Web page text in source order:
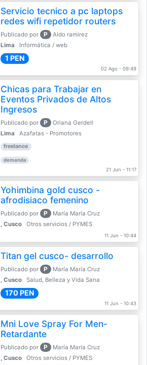
Servicio tecnico a pc laptops
redes wifi repetidor routers
Publicado por P
Aldo ramirez
Lima
Informática / web
1 PEN
02 Ago - 09:49
Chicas para Trabajar en
Eventos Privados de Altos
Ingresos
Publicado por P
Oriana Gerdell
Lima
Azafatas - Promotores
freelance
demanda
21 Jun - 11:17
Yohimbina gold cusco -
afrodisiaco femenino
Publicado por P
María María Cruz
, Cusco
Otros servicios / PYMES
11 Jun - 10:44
Titan gel cusco- desarrollo
Publicado por P
María María Cruz
, Cusco
Salud, Belleza y Vida Sana
170 PEN
11 Jun - 10:43
Mni Love Spray For Men-
Retardante
Publicado por P
María María Cruz
, Cusco
Otros servicios / PYMES